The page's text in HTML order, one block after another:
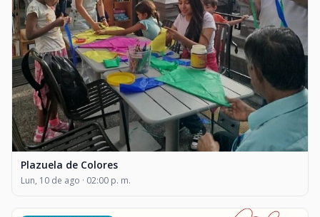
Plazuela de Colores
Lun, 10 de ago · 02:00 p. m.